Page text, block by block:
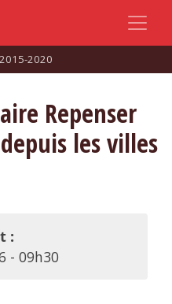
2015-2020
Repenser
les villes
:
- 09h30